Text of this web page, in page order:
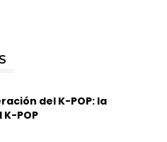
del K-POP: la
POP